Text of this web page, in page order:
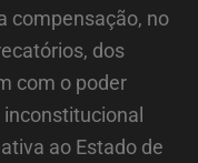
compensação, no
dos
com o poder
ao Estado de